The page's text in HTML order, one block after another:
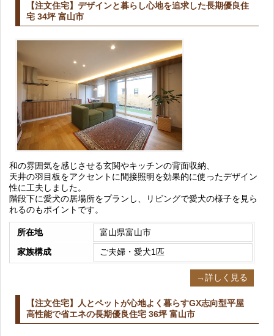
【注文住宅】デザインと暮らし心地を追求した長期優良住
宅 34坪 富山市
和の雰囲気を感じさせる玄関やキッチンの背面収納、
天井の羽目板をアクセントに間接照明を効果的に使ったデザイン
性に工夫しました。
階段下に愛犬の居場所をプランし、リビングで愛犬の様子を見ら
れるのもポイントです。
所在地
富山県富山市
家族構成
ご夫婦・愛犬1匹
→詳しく見る
【注文住宅】人とペットが心地よく暮らすGX志向型平屋
高性能で省エネの長期優良住宅 36坪 富山市